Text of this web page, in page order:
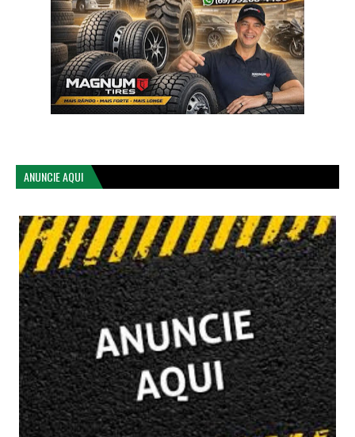
ANUNCIE AQUI